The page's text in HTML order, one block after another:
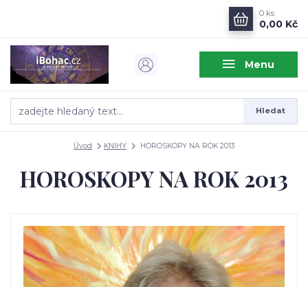
Menu
Hledat
0 ks
0,00 Kč
Úvod KNIHY HOROSKOPY NA ROK 2013
HOROSKOPY NA ROK 2013